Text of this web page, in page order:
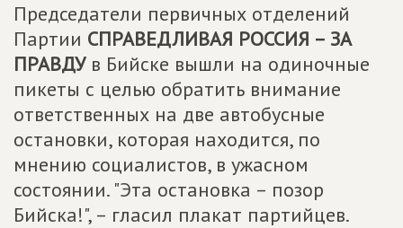
Председатели первичных отделений
Партии СПРАВЕДЛИВАЯ РОССИЯ – ЗА
ПРАВДУв Бийске вышли на одиночные
пикеты с целью обратить внимание
ответственных на две автобусные
остановки, которая находится, по
мнению социалистов, в ужасном
состоянии. "Эта остановка – позор
Бийска!", – гласил плакат партийцев.